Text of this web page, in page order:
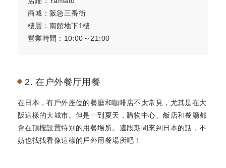
商城：阪急三番街
樓層：南館地下1樓
營業時間：10:00～21:00
2. 在户外餐厅用餐
在日本，有戶外座位的餐廳和咖啡店不太常見，尤其是在大
阪這樣的大城市。但是一到夏天，購物中心、飯店和餐廳都
會在頂樓設置特別的用餐場所。這段期間來到日本的話，不
妨也找找看像這樣的戶外用餐場所吧！